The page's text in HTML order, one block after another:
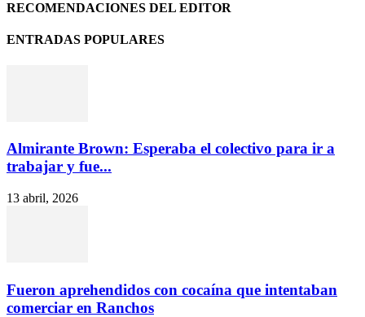
RECOMENDACIONES DEL EDITOR
ENTRADAS POPULARES
Almirante Brown: Esperaba el colectivo para ir a
trabajar y fue...
13 abril, 2026
Fueron aprehendidos con cocaína que intentaban
comerciar en Ranchos